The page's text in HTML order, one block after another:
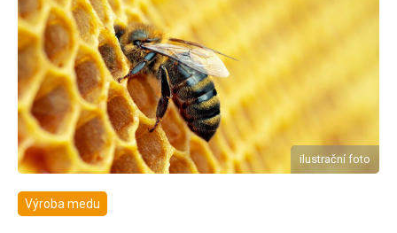
ilustrační foto
Výroba medu